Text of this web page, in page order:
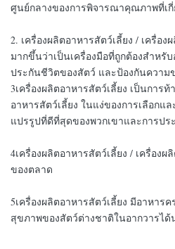
ศูนย์กลางของการพิจารณาคุณภาพที่เกี่
2. เครื่องผลิตอาหารสัตว์เลี้ยง / เครื่อ
มากขึ้นว่าเป็นเครื่องมือที่ถูกต้องสําหรั
ประกันชีวิตของสัตว์ และป้องกันความ
3เครื่องผลิตอาหารสัตว์เลี้ยง เป็นการ
อาหารสัตว์เลี้ยง ในแง่ของการเลือกแ
แปรรูปที่ดีที่สุดของพวกเขาและการป
4เครื่องผลิตอาหารสัตว์เลี้ยง / เครื่อง
ของตลาด
5เครื่องผลิตอาหารสัตว์เลี้ยง มีอาหาร
สุขภาพของสัตว์ต่างชาติในอากวารไ